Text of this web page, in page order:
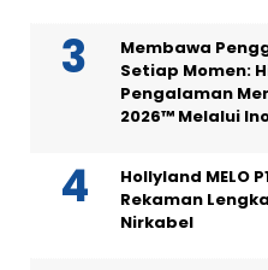
Membawa
Setiap Momen:
Pengalaman
2026™ Melalui
Hollyland MELO
Rekaman
Nirkabel